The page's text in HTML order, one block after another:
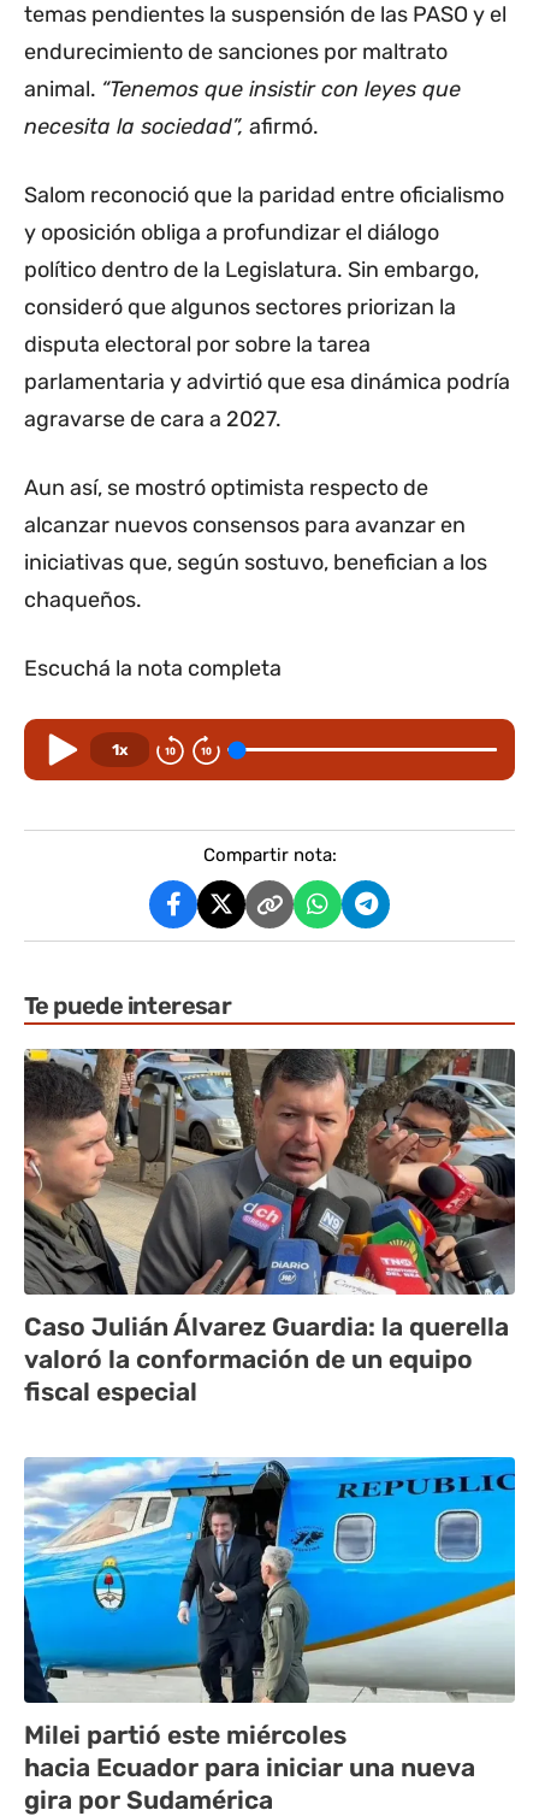
temas pendientes la suspensión de las PASO y el
endurecimiento de sanciones por maltrato
animal. “Tenemos que insistir con leyes que
necesita la sociedad”, afirmó.
Salom reconoció que la paridad entre oficialismo
y oposición obliga a profundizar el diálogo
político dentro de la Legislatura. Sin embargo,
consideró que algunos sectores priorizan la
disputa electoral por sobre la tarea
parlamentaria y advirtió que esa dinámica podría
agravarse de cara a 2027.
Aun así, se mostró optimista respecto de
alcanzar nuevos consensos para avanzar en
iniciativas que, según sostuvo, benefician a los
chaqueños.
Escuchá la nota completa
1x
Compartir nota:
Te puede interesar
Caso Julián Álvarez Guardia: la querella
valoró la conformación de un equipo
fiscal especial
Milei partió este miércoles
hacia Ecuador para iniciar una nueva
gira por Sudamérica